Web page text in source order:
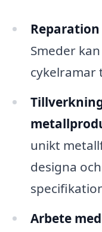
Smeder
cykelramar
unikt
designa
Arbete